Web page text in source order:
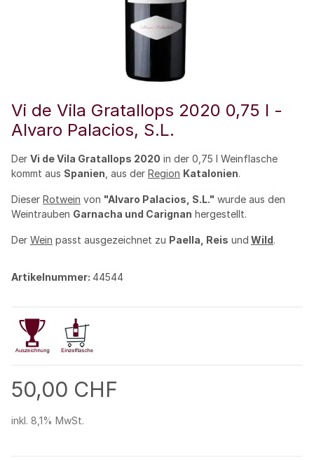
Vi de Vila Gratallops 2020 0,75 l -
Alvaro Palacios, S.L.
Der Vi de Vila Gratallops 2020 in der 0,75 l Weinflasche
kommt aus Spanien , aus der Region Katalonien.
Dieser Rotwein von "Alvaro Palacios, S.L." wurde aus den
Weintrauben Garnacha und Carignan hergestellt.
Der Wein passt ausgezeichnet zu Paella, Reis und Wild.
Artikelnummer: 44544
50,00 CHF
inkl. 8,1% MwSt.